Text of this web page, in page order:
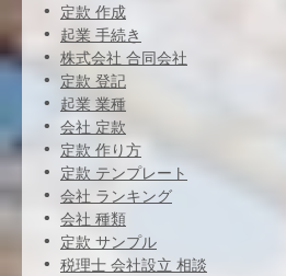
定款 作成
起業 手続き
株式会社 合同会社
定款 登記
起業 業種
会社 定款
定款 作り方
定款 テンプレート
会社 ランキング
会社 種類
定款 サンプル
税理士 会社設立 相談